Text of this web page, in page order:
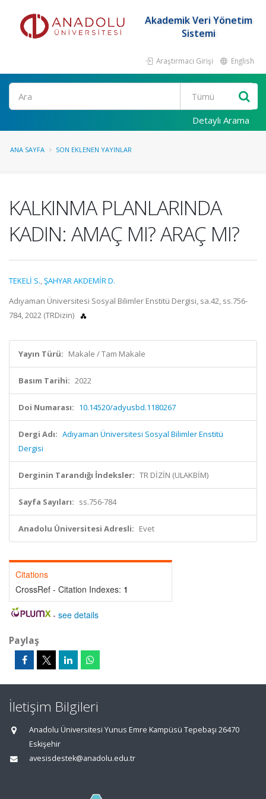
Akademik Veri Yönetim
Sistemi
Araştırmacı Girişi English
Ara
Detaylı Arama
ANA SAYFA SON EKLENEN YAYINLAR
KALKINMA PLANLARINDA
KADIN: AMAÇ MI? ARAÇ MI?
TEKELİ S.,ŞAHYAR AKDEMİR D.
Adıyaman Üniversitesi Sosyal Bilimler Enstitü Dergisi, sa.42, ss.756-
784, 2022 (TRDizin)
Yayın Türü: Makale / Tam Makale
Basım Tarihi: 2022
Doi Numarası: 10.14520/adyusbd.1180267
Dergi Adı: Adıyaman Üniversitesi Sosyal Bilimler Enstitü
Dergisi
Derginin Tarandığı İndeksler: TR DİZİN (ULAKBİM)
Sayfa Sayıları: ss.756-784
Anadolu Üniversitesi Adresli: Evet
Citations
CrossRef - Citation Indexes: 1
- see details
Paylaş
İletişim Bilgileri
Anadolu Üniversitesi Yunus Emre Kampüsü Tepebaşı 26470
Eskişehir
avesisdestek@anadolu.edu.tr